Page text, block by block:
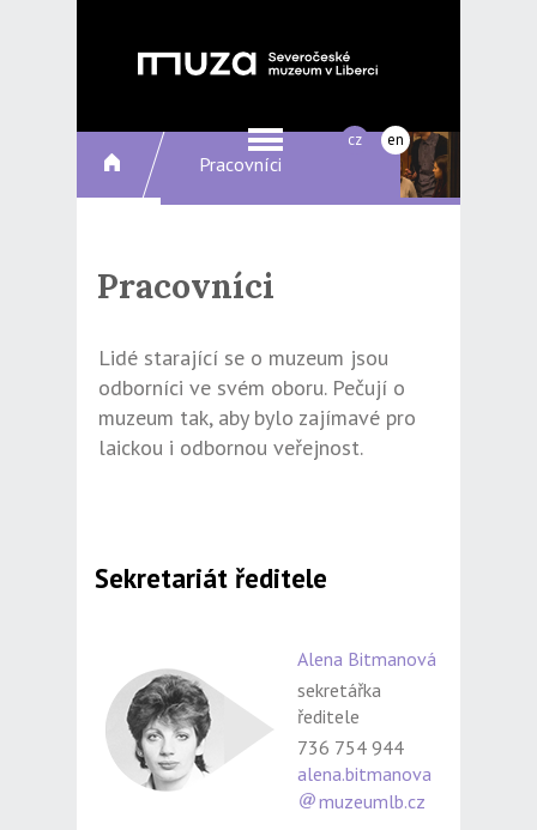
cz en
Pracovníci
Pracovníci
Lidé starající se o muzeum jsou
odborníci ve svém oboru. Pečují o
muzeum tak, aby bylo zajímavé pro
laickou i odbornou veřejnost.
Sekretariát ředitele
Alena Bitmanová
sekretářka
ředitele
736 754 944
alena.bitmanova
muzeumlb.cz